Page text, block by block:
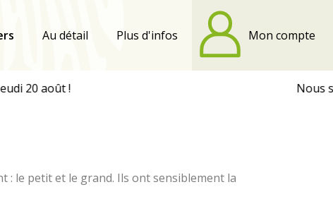
Au détail Plus d'infos Mon compte
Nous
: le petit et le grand. Ils ont sensiblement la